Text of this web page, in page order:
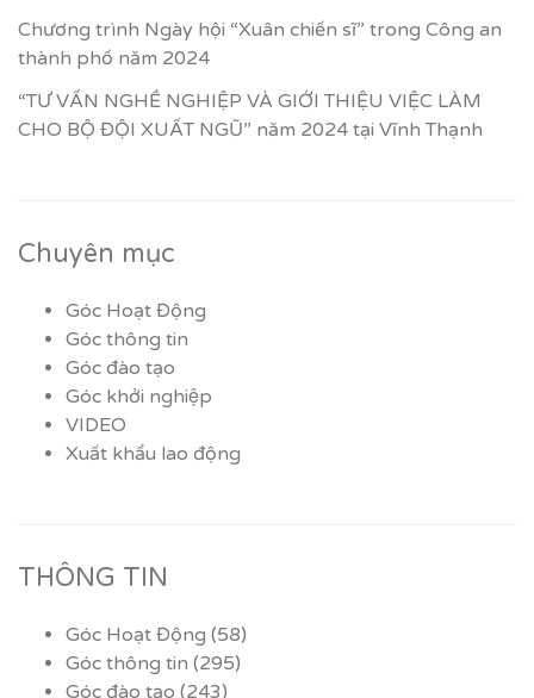
Chương trình Ngày hội “Xuân chiến sĩ” trong Công an
thành phố năm 2024
“TƯ VẤN NGHỀ NGHIỆP VÀ GIỚI THIỆU VIỆC LÀM
CHO BỘ ĐỘI XUẤT NGŨ” năm 2024 tại Vĩnh Thạnh
Chuyên mục
Góc Hoạt Động
Góc thông tin
Góc đào tạo
Góc khởi nghiệp
VIDEO
Xuất khẩu lao động
THÔNG TIN
Góc Hoạt Động (58)
Góc thông tin (295)
Góc đào tạo (243)